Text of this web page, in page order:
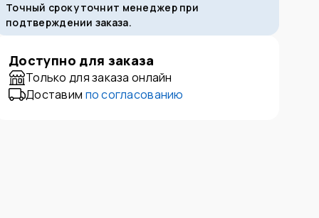
Точный срок уточнит менеджер при
подтверждении заказа.
Доступно для заказа
Только для заказа онлайн
Доставим по согласованию